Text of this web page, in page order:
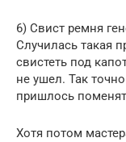
6) Свист ремня
Случилась такая
свистеть под
не ушел. Так
пришлось
Хотя потом